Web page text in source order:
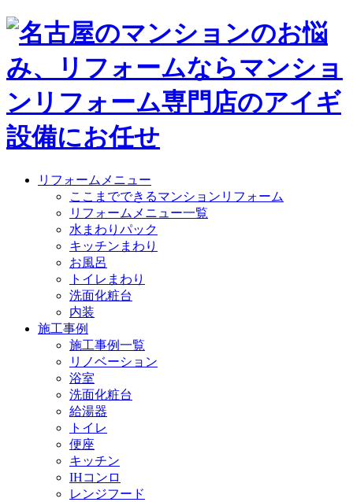
リフォームメニュー
ここまでできるマンションリフォーム
リフォームメニュー一覧
水まわりパック
キッチンまわり
お風呂
トイレまわり
洗面化粧台
内装
施工事例
施工事例一覧
リノベーション
浴室
洗面化粧台
給湯器
トイレ
便座
キッチン
IHコンロ
レンジフード